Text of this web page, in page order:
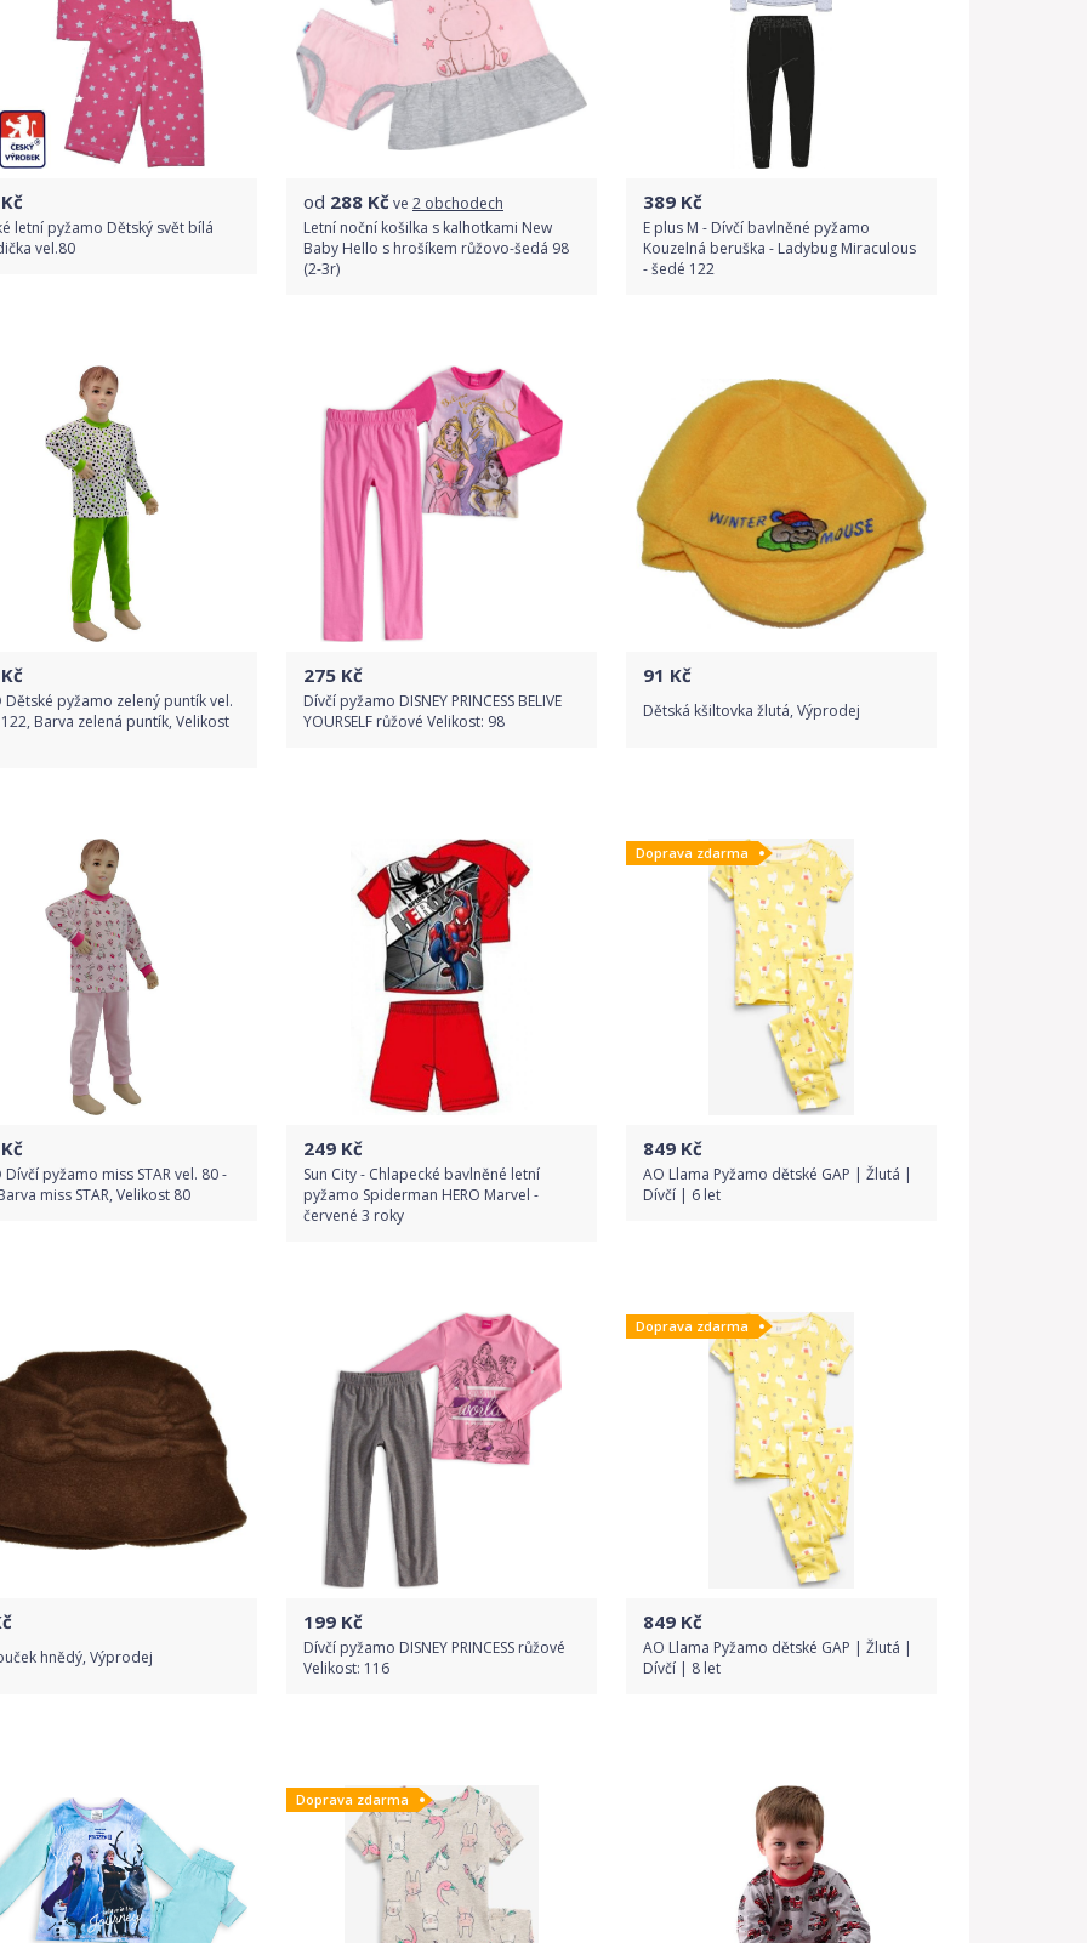
Kč
letní pyžamo Dětský svět bílá
vel.80
Detail produktu
od 288 Kčve 2 obchodech
Letní noční košilka s kalhotkami New
Baby Hello s hrošíkem růžovo-šedá 98
(2-3r)
389 Kč
E plus M - Dívčí bavlněné pyžamo
Kouzelná beruška - Ladybug Miraculous
- šedé 122
Detail produktu
Kč
Dětské pyžamo zelený puntík vel.
Barva zelená puntík, Velikost
Detail produktu
275 Kč
Dívčí pyžamo DISNEY PRINCESS BELIVE
YOURSELF růžové Velikost: 98
Detail produktu
91 Kč
Dětská kšiltovka žlutá, Výprodej
Detail produktu
Kč
Dívčí pyžamo miss STAR vel. 80 -
miss STAR, Velikost 80
249 Kč
Sun City - Chlapecké bavlněné letní
pyžamo Spiderman HERO Marvel -
červené 3 roky
Detail produktu
Doprava zdarma
849 Kč
AO Llama Pyžamo dětské GAP | Žlutá |
Dívčí | 6 let
Detail produktu
hnědý, Výprodej
Detail produktu
199 Kč
Dívčí pyžamo DISNEY PRINCESS růžové
Velikost: 116
Detail produktu
Doprava zdarma
849 Kč
AO Llama Pyžamo dětské GAP | Žlutá |
Dívčí | 8 let
Detail produktu
Doprava zdarma